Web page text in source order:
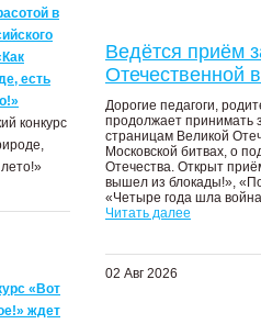
в
есть
конкурс
«Вот
ждет
Ведётся приём
Отечественной
Дорогие педагоги,
продолжает принимать
страницам Великой
Московской битвах, о
Отечества. Открыт
вышел из блокады!»,
«Четыре года шла
Читать далее
02 Авг 2026